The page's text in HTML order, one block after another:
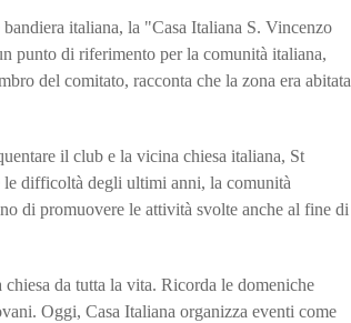
italiana, la "Casa Italiana S. Vincenzo
punto di riferimento per la comunità italiana,
del comitato, racconta che la zona era abitata
il club e la vicina chiesa italiana, St
le difficoltà degli ultimi anni, la comunità
di promuovere le attività svolte anche al fine di
da tutta la vita. Ricorda le domeniche
Oggi, Casa Italiana organizza eventi come